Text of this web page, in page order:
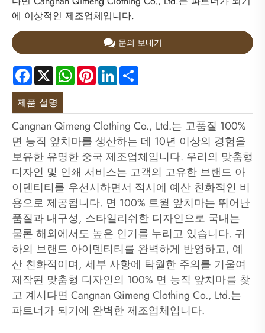
에 이상적인 제조업체입니다.
문의 보내기
Facebook
X WhatsApp
PinterestLinkedIn
제품 설명
Cangnan Qimeng Clothing Co., Ltd.는 고품질 100%
면 능직 앞치마를 생산하는 데 10년 이상의 경험을
보유한 유명한 중국 제조업체입니다. 우리의 맞춤형
디자인 및 인쇄 서비스는 고객의 고유한 브랜드 아
이덴티티를 우선시하면서 적시에 예산 친화적인 비
용으로 제공됩니다. 면 100% 트윌 앞치마는 뛰어난
품질과 내구성, 스타일리쉬한 디자인으로 국내는
물론 해외에서도 높은 인기를 누리고 있습니다. 귀
하의 브랜드 아이덴티티를 완벽하게 반영하고, 예
산 친화적이며, 세부 사항에 탁월한 주의를 기울여
제작된 맞춤형 디자인의 100% 면 능직 앞치마를 찾
고 계시다면 Cangnan Qimeng Clothing Co., Ltd.는
파트너가 되기에 완벽한 제조업체입니다.